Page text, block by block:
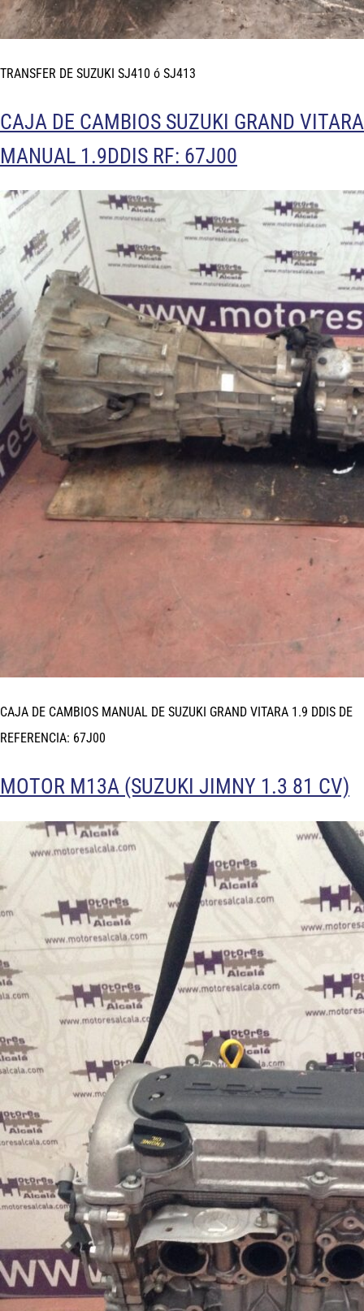
TRANSFER DE SUZUKI SJ410 ó SJ413
CAJA DE CAMBIOS SUZUKI GRAND VITARA
MANUAL 1.9DDIS RF: 67J00
CAJA DE CAMBIOS MANUAL DE SUZUKI GRAND VITARA 1.9 DDIS DE
REFERENCIA: 67J00
MOTOR M13A (SUZUKI JIMNY 1.3 81 CV)